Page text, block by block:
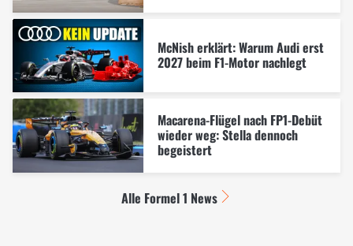
McNish erklärt: Warum Audi erst
2027 beim F1-Motor nachlegt
Macarena-Flügel nach FP1-Debüt
wieder weg: Stella dennoch
begeistert
Alle Formel 1 News